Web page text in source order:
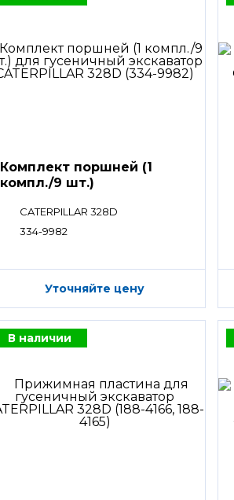
Комплект поршней (1
компл./9 шт.)
CATERPILLAR 328D
334-9982
Уточняйте цену
В наличии